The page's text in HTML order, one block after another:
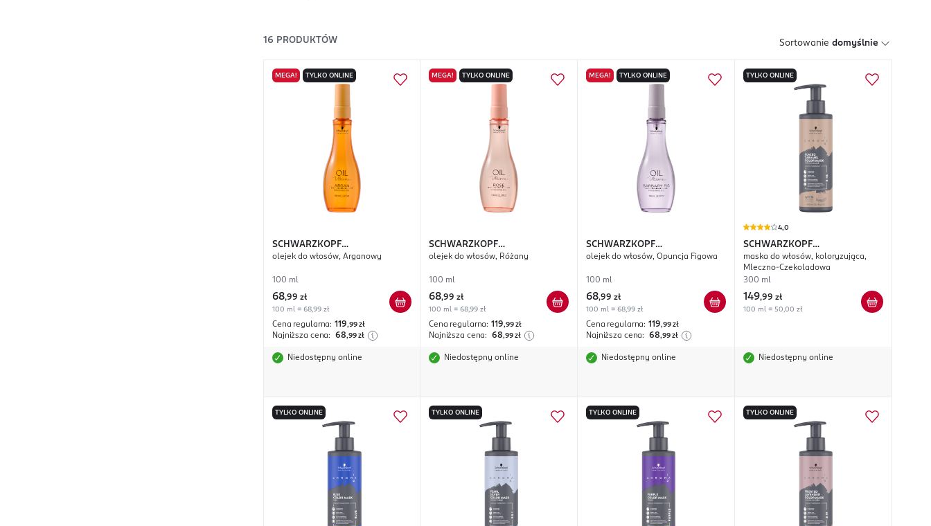
16 PRODUKTÓW Sortowanie domyślnie
MEGA! TYLKO ONLINE
SCHWARZKOPF
PROFESSIONAL Oil Ultime
olejek do włosów, Arganowy
100 ml
68,99 zł
100 ml = 68,99 zł
Cena regularna: 119,99 zł
Najniższa cena: 68,99 zł
Niedostępny online
MEGA! TYLKO ONLINE
SCHWARZKOPF
PROFESSIONAL Oil Ultime
olejek do włosów, Różany
100 ml
68,99 zł
100 ml = 68,99 zł
Cena regularna: 119,99 zł
Najniższa cena: 68,99 zł
Niedostępny online
MEGA! TYLKO ONLINE
SCHWARZKOPF
PROFESSIONAL Oil Ultime
olejek do włosów, Opuncja Figowa
100 ml
68,99 zł
100 ml = 68,99 zł
Cena regularna: 119,99 zł
Najniższa cena: 68,99 zł
Niedostępny online
TYLKO ONLINE
4,0
SCHWARZKOPF
PROFESSIONAL Chroma ID
maska do włosów, koloryzująca,
Mleczno-Czekoladowa
300 ml
149,99 zł
100 ml = 50,00 zł
Niedostępny online
TYLKO ONLINE TYLKO ONLINE TYLKO ONLINE TYLKO ONLINE